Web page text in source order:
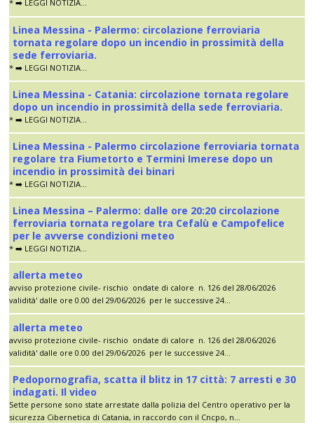
* ➡️ LEGGI NOTIZIA...
Linea Messina - Palermo: circolazione ferroviaria
tornata regolare dopo un incendio in prossimità della
sede ferroviaria.
* ➡️ LEGGI NOTIZIA...
Linea Messina - Catania: circolazione tornata regolare
dopo un incendio in prossimità della sede ferroviaria.
* ➡️ LEGGI NOTIZIA...
Linea Messina - Palermo circolazione ferroviaria tornata
regolare tra Fiumetorto e Termini Imerese dopo un
incendio in prossimità dei binari
* ➡️ LEGGI NOTIZIA...
Linea Messina – Palermo: dalle ore 20:20 circolazione
ferroviaria tornata regolare tra Cefalù e Campofelice
per le avverse condizioni meteo
* ➡️ LEGGI NOTIZIA...
allerta meteo
avviso protezione civile- rischio ondate di calore n. 126 del 28/06/2026
validità' dalle ore 0.00 del 29/06/2026 per le successive 24...
allerta meteo
avviso protezione civile- rischio ondate di calore n. 126 del 28/06/2026
validità' dalle ore 0.00 del 29/06/2026 per le successive 24...
Pedopornografia, scatta il blitz in 17 città: 7 arresti e 30
indagati. Il video
Sette persone sono state arrestate dalla polizia del Centro operativo per la
sicurezza Cibernetica di Catania, in raccordo con il Cncpo, n...